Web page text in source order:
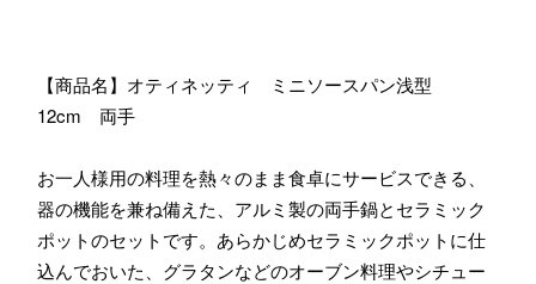
【商品名】オティネッティ ミニソースパン浅型
12cm 両手
お一人様用の料理を熱々のまま食卓にサービスできる、
器の機能を兼ね備えた、アルミ製の両手鍋とセラミック
ポットのセットです。あらかじめセラミックポットに仕
込んでおいた、グラタンなどのオーブン料理やシチュー